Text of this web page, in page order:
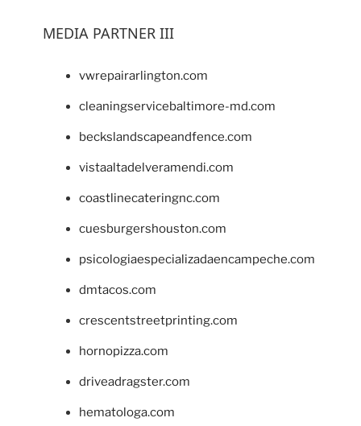
MEDIA PARTNER III
vwrepairarlington.com
cleaningservicebaltimore-md.com
beckslandscapeandfence.com
vistaaltadelveramendi.com
coastlinecateringnc.com
cuesburgershouston.com
psicologiaespecializadaencampeche.com
dmtacos.com
crescentstreetprinting.com
hornopizza.com
driveadragster.com
hematologa.com